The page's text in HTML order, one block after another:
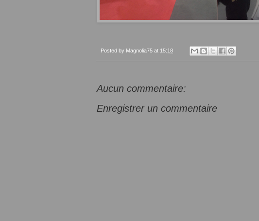
Posted by Magnolia75 at 15:18
Aucun commentaire:
Enregistrer un commentaire